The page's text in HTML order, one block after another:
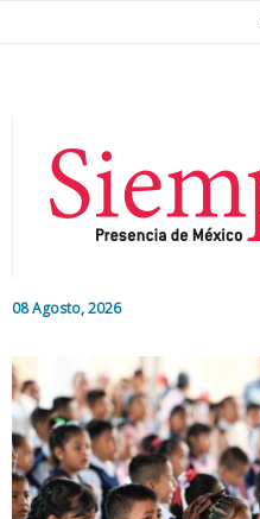
08 Agosto, 2026
Editorial
Nacional